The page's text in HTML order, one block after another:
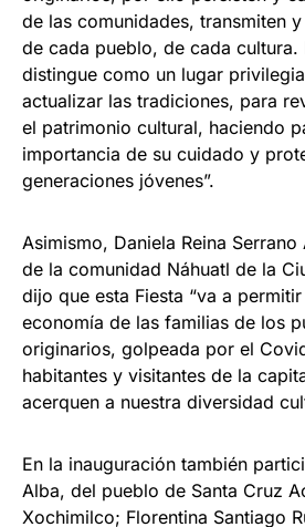
de las comunidades, transmiten
de cada pueblo, de cada cultura.
distingue como un lugar
actualizar las tradiciones, para
el patrimonio cultural, haciendo
importancia de su cuidado y
generaciones jóvenes”.
Asimismo, Daniela Reina
de la comunidad Náhuatl de la
dijo que esta Fiesta “va a
economía de las familias de los
originarios, golpeada por el
habitantes y visitantes de la
acerquen a nuestra diversidad
En la inauguración también
Alba, del pueblo de Santa Cruz
Xochimilco; Florentina Santiago